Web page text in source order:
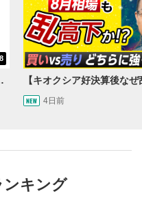
ると表示されます。
。
されます。
る注目の銘柄は？＜たけぞうNEWS＞
4日前
ンキング